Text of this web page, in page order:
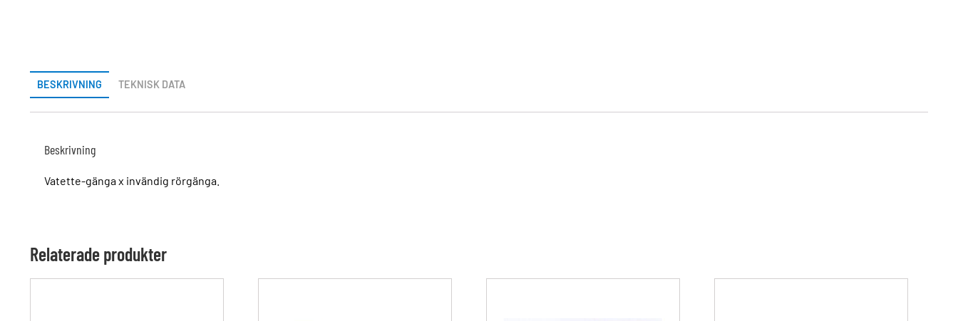
BESKRIVNING TEKNISK DATA
Beskrivning
Vatette-gänga x invändig rörgänga.
Relaterade produkter